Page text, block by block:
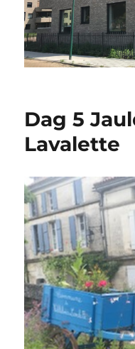
Dag 5
Lavalette